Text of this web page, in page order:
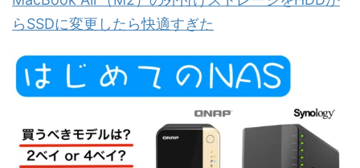
らSSDに変更したら快適すぎた